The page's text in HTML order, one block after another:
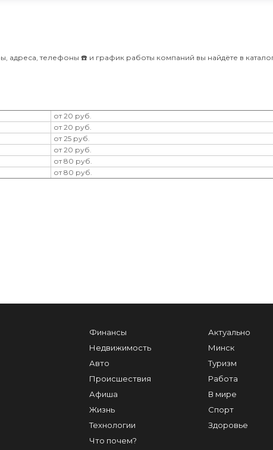
адреса, телефоны ☎️ и график работы компаний вы найдёте в
от 20 руб.
от 20 руб.
от 25 руб.
от 20 руб.
от 80 руб.
от 80 руб.
Финансы
Недвижимость
Авто
Происшествия
Афиша
Жизнь
Технологии
Что почем?
Актуально
Минск
Туризм
Работа
В мире
Спорт
Здоровье